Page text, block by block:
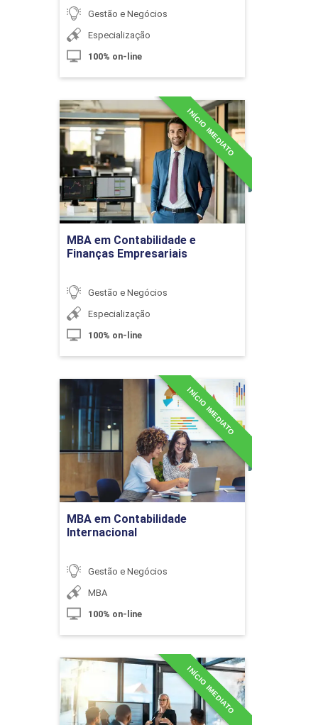
Análise do Lucro-Alvo e do Ponto de
10h
Gestão Fiscal
Sociedade, Contabilidade e Tributo
Elisão Fiscal como Forma de
Planejamento Tributário
10h
Incentivos Fiscais e Subsídios
10h
Gestão e Negócios
Especialização
100% on-line
MBA em Contabilidade e
Finanças Empresariais
INÍCIO IMEDIATO
Gestão e Negócios
Especialização
100% on-line
MBA em Contabilidade e
Finanças Empresariais
Detalhes do curso
Ir para Inscrição
MBA em Contabilidade
Internacional
INÍCIO IMEDIATO
Gestão e Negócios
MBA
100% on-line
MBA em Contabilidade
Internacional
Detalhes do curso
Ir para Inscrição
INÍCIO IMEDIATO
MBA em Controladoria,
Compliance e Auditoria
Detalhes do curso